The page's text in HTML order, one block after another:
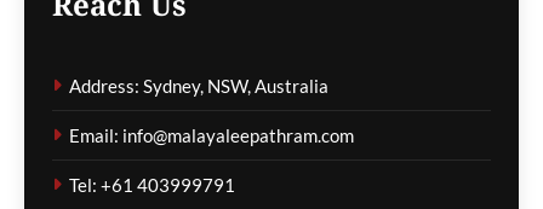
കോടതിയിലും ബഹളം,
ജാമ്യരേഖകൾ
കീറിയെറിഞ്ഞ് പ്രതി
മെഹ്റു ഇസ്മായില്‍
Reach Us
Address: Sydney, NSW, Australia
Email: info@malayaleepathram.com
Tel: +61 403999791